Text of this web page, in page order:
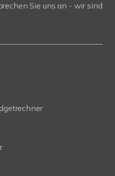
Sie uns an - wir sind